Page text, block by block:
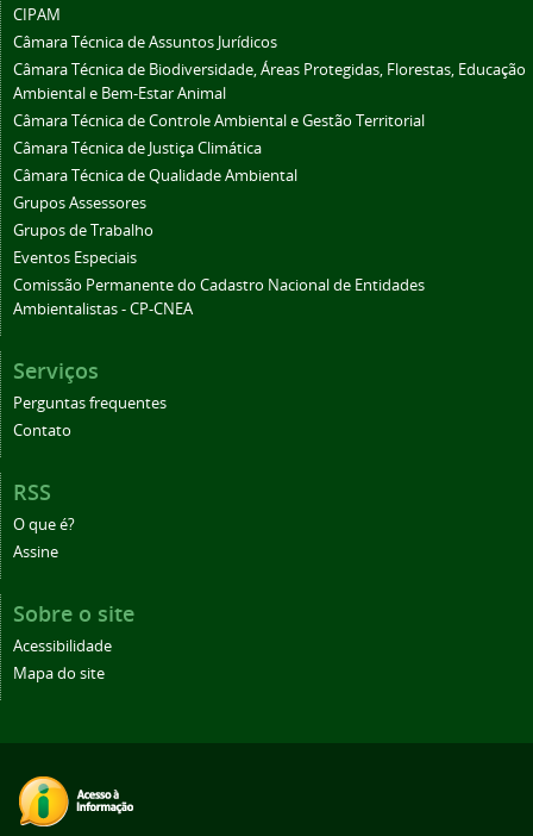
CIPAM
Câmara Técnica de Assuntos Jurídicos
Câmara Técnica de Biodiversidade, Áreas Protegidas, Florestas, Educação
Ambiental e Bem-Estar Animal
Câmara Técnica de Controle Ambiental e Gestão Territorial
Câmara Técnica de Justiça Climática
Câmara Técnica de Qualidade Ambiental
Grupos Assessores
Grupos de Trabalho
Eventos Especiais
Comissão Permanente do Cadastro Nacional de Entidades
Ambientalistas - CP-CNEA
Serviços
Perguntas frequentes
Contato
RSS
O que é?
Assine
Sobre o site
Acessibilidade
Mapa do site